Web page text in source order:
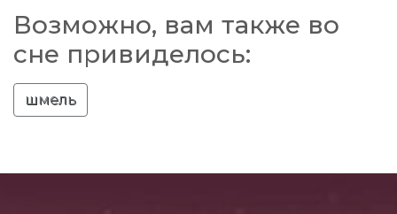
Возможно, вам также во
сне привиделось:
шмель